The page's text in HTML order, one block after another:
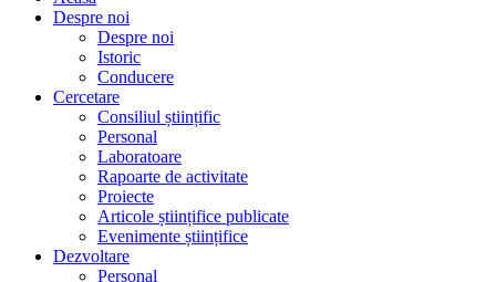
Informatii de interes public
Structura organizatorica
State de functii
Lista functiilor platite din fonduri publice SCDVV
BUJORU
Regulament de organizare si functionare
Regulament intern
Buget de venituri si cheltuieli
Execuție bugetara
Achiziții publice
Declarații de avere si interese
Bilant
Legea 544/2001
Anunțuri